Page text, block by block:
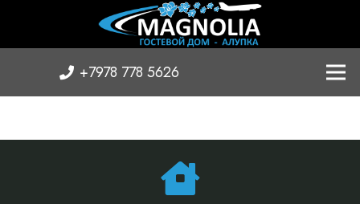
+7978 778 5626